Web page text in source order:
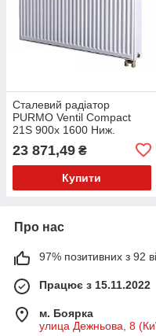
Сталевий радіатор
PURMO Ventil Compact
21S 900x 1600 Ниж.
23 871,49 ₴
Купити
Про нас
97% позитивних з 92
Працює з 15.11.2022
м. Боярка
улица Дежньова, 8